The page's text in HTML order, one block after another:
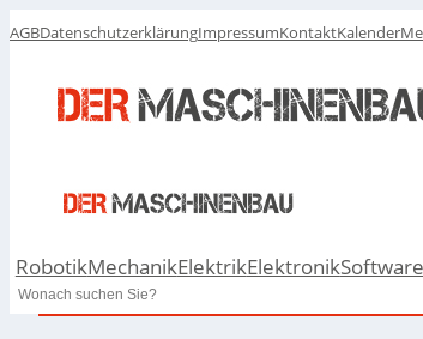
AGBDatenschutzerklärungImpressumKontaktKalender
RobotikMechanikElektrikElektronikSoftware
Search